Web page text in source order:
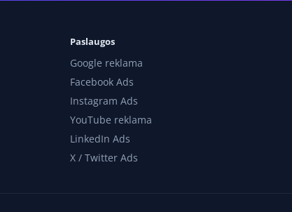
Paslaugos
Google reklama
Facebook Ads
Instagram Ads
YouTube reklama
LinkedIn Ads
X / Twitter Ads